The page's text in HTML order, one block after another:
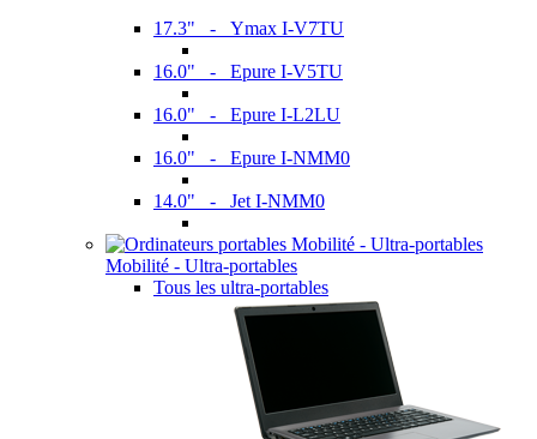
17.3" - Ymax I-V7TU
16.0" - Epure I-V5TU
16.0" - Epure I-L2LU
16.0" - Epure I-NMM0
14.0" - Jet I-NMM0
Mobilité - Ultra-portables
Tous les ultra-portables